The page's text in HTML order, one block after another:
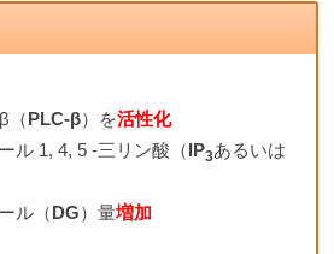
（PLC-β）を活性化
ル 1, 4, 5 -三リン酸（IP3あるいは
ル（DG）量増加